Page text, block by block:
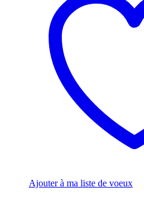
Ajouter à ma liste de voeux